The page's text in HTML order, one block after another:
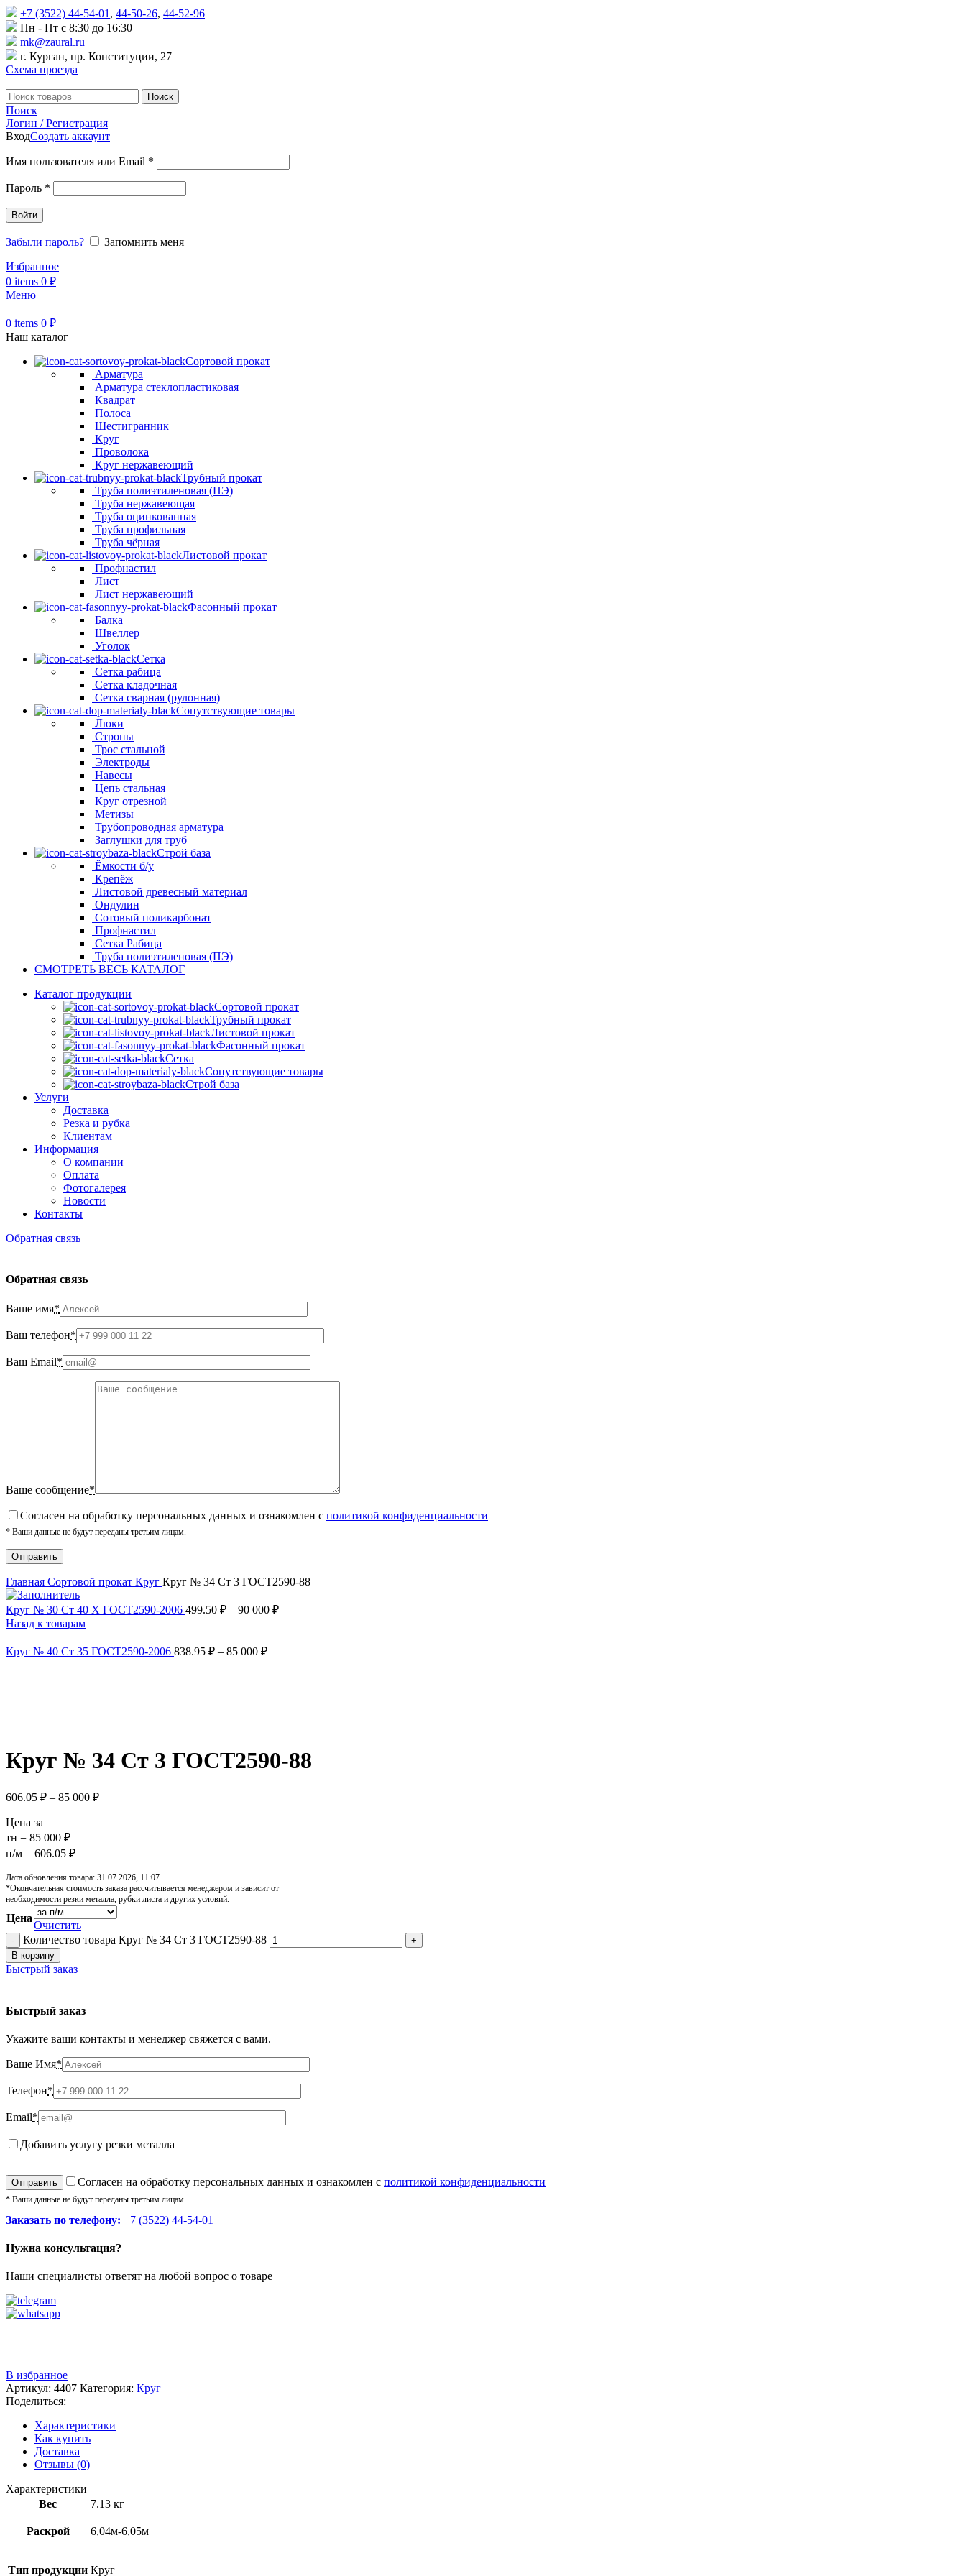
+7 (3522) 44-54-01 , 44-50-26, 44-52-96
Пн - Пт с 8:30 до 16:30
mk@zaural.ru
г. Курган, пр. Конституции, 27
Схема проезда
Поиск
Поиск
Логин / Регистрация
ВходСоздать аккаунт
Имя пользователя или Email *
Пароль *
Войти
Забыли пароль?
Запомнить меня
Избранное
0 items 0 ₽
Меню
0 items 0 ₽
Наш каталог
Сортовой прокат
Арматура
Арматура стеклопластиковая
Квадрат
Полоса
Шестигранник
Круг
Проволока
Круг нержавеющий
Трубный прокат
Труба полиэтиленовая (ПЭ)
Труба нержавеющая
Труба оцинкованная
Труба профильная
Труба чёрная
Листовой прокат
Профнастил
Лист
Лист нержавеющий
Фасонный прокат
Балка
Швеллер
Уголок
Сетка
Сетка рабица
Сетка кладочная
Сетка сварная (рулонная)
Сопутствующие товары
Люки
Стропы
Трос стальной
Электроды
Навесы
Цепь стальная
Круг отрезной
Метизы
Трубопроводная арматура
Заглушки для труб
Строй база
Ёмкости б/у
Крепёж
Листовой древесный материал
Ондулин
Сотовый поликарбонат
Профнастил
Сетка Рабица
Труба полиэтиленовая (ПЭ)
СМОТРЕТЬ ВЕСЬ КАТАЛОГ
Каталог продукции
Сортовой прокат
Трубный прокат
Листовой прокат
Фасонный прокат
Сетка
Сопутствующие товары
Строй база
Услуги
Доставка
Резка и рубка
Клиентам
Информация
О компании
Оплата
Фотогалерея
Новости
Контакты
Обратная связь
Обратная связь
Ваше имя*
Ваш телефон*
Ваш Email*
Ваше сообщение*
Cогласен на обработку персональных данных и ознакомлен с политикой конфиденциальности
* Ваши данные не будут переданы третьим лицам.
Главная Сортовой прокат Круг Круг № 34 Ст 3 ГОСТ2590-88
Круг № 30 Ст 40 Х ГОСТ2590-2006 499.50 ₽ – 90 000 ₽
Назад к товарам
Круг № 40 Ст 35 ГОСТ2590-2006 838.95 ₽ – 85 000 ₽
Круг № 34 Ст 3 ГОСТ2590-88
606.05 ₽ – 85 000 ₽
Цена за
тн = 85 000 ₽
п/м = 606.05 ₽
Дата обновления товара: 31.07.2026, 11:07
*Окончательная стоимость заказа рассчитывается менеджером и зависит от
необходимости резки металла, рубки листа и других условий.
Цена
Очистить
Количество товара Круг № 34 Ст 3 ГОСТ2590-88
В корзину
Быстрый заказ
Быстрый заказ
Укажите ваши контакты и менеджер свяжется с вами.
Ваше Имя*
Телефон*
Email*
Добавить услугу резки металла
Cогласен на обработку персональных данных и ознакомлен с политикой конфиденциальности
* Ваши данные не будут переданы третьим лицам.
Заказать по телефону: +7 (3522) 44-54-01
Нужна консультация?
Наши специалисты ответят на любой вопрос о товаре
В избранное
Артикул: 4407 Категория: Круг
Поделиться:
Характеристики
Как купить
Доставка
Отзывы (0)
Характеристики
Вес
7.13 кг
Раскрой 6,04м-6,05м
Тип продукции Круг